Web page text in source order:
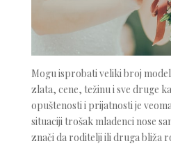
Mogu isprobati veliki broj
zlata, cene, težinu i sve druge
opuštenosti i prijatnosti je
situaciji trošak mladenci nose
znači da roditelji ili druga bliža